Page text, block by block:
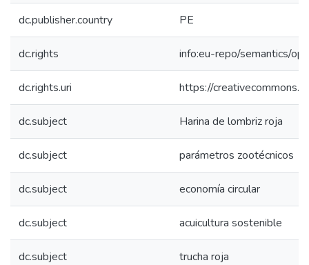
dc.publisher.country PE
dc.rights info:eu-repo/semantics/
dc.rights.uri https://
dc.subject Harina de lombriz roja
dc.subject parámetros zootécnicos
dc.subject economía circular
dc.subject acuicultura sostenible
dc.subject trucha roja